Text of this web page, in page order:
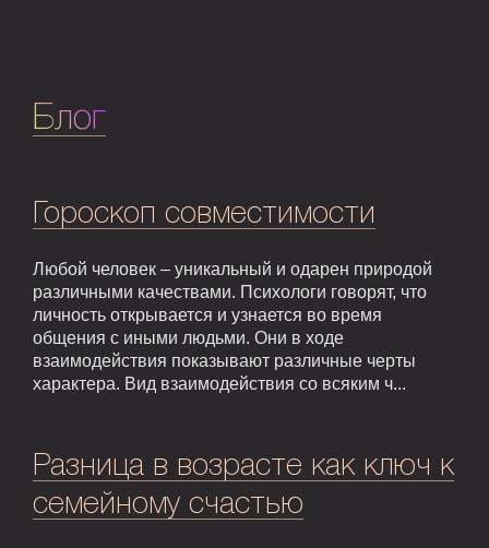
Блог
Гороскоп совместимости
Любой человек – уникальный и одарен природой
различными качествами. Психологи говорят, что
личность открывается и узнается во время
общения с иными людьми. Они в ходе
взаимодействия показывают различные черты
характера. Вид взаимодействия со всяким ч...
Разница в возрасте как ключ к
семейному счастью